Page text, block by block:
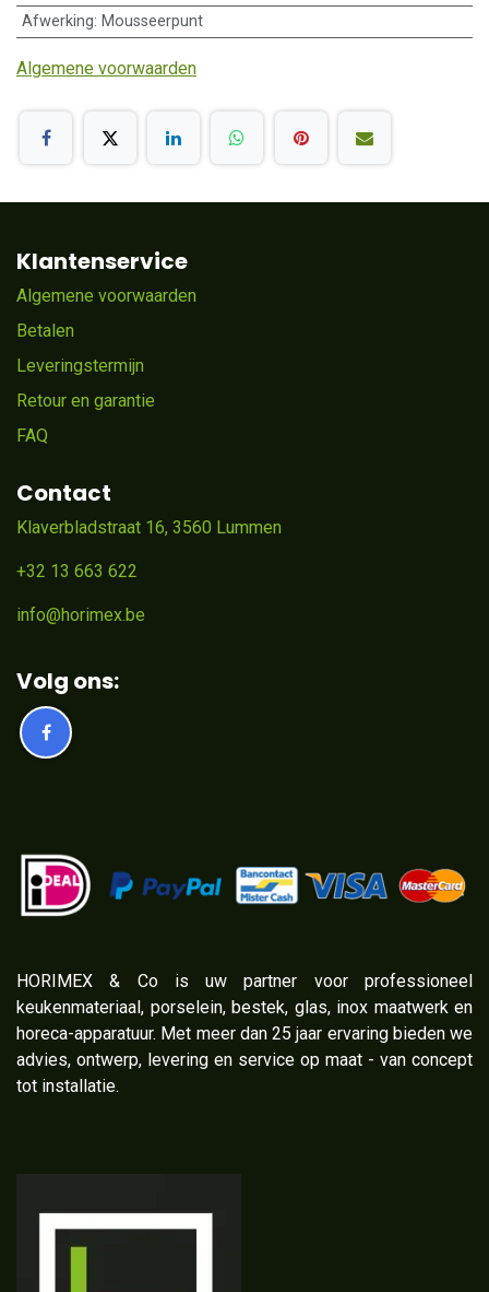
Afwerking: Mousseerpunt
Algemene voorwaarden
Klantenservice
Algemene voorwaarden
Betalen
Leveringstermijn
Retour en garantie
FAQ
Contact
Klaverbladstraat 16, 3560 Lummen
+32 13 663 622
info@horimex.be
Volg ons:
​HORIMEX & Co is uw partner voor professioneel
keukenmateriaal, porselein, bestek, glas, inox maatwerk en
horeca-apparatuur. Met meer dan 25 jaar ervaring bieden we
advies, ontwerp, levering en service op maat - van concept
tot installatie.